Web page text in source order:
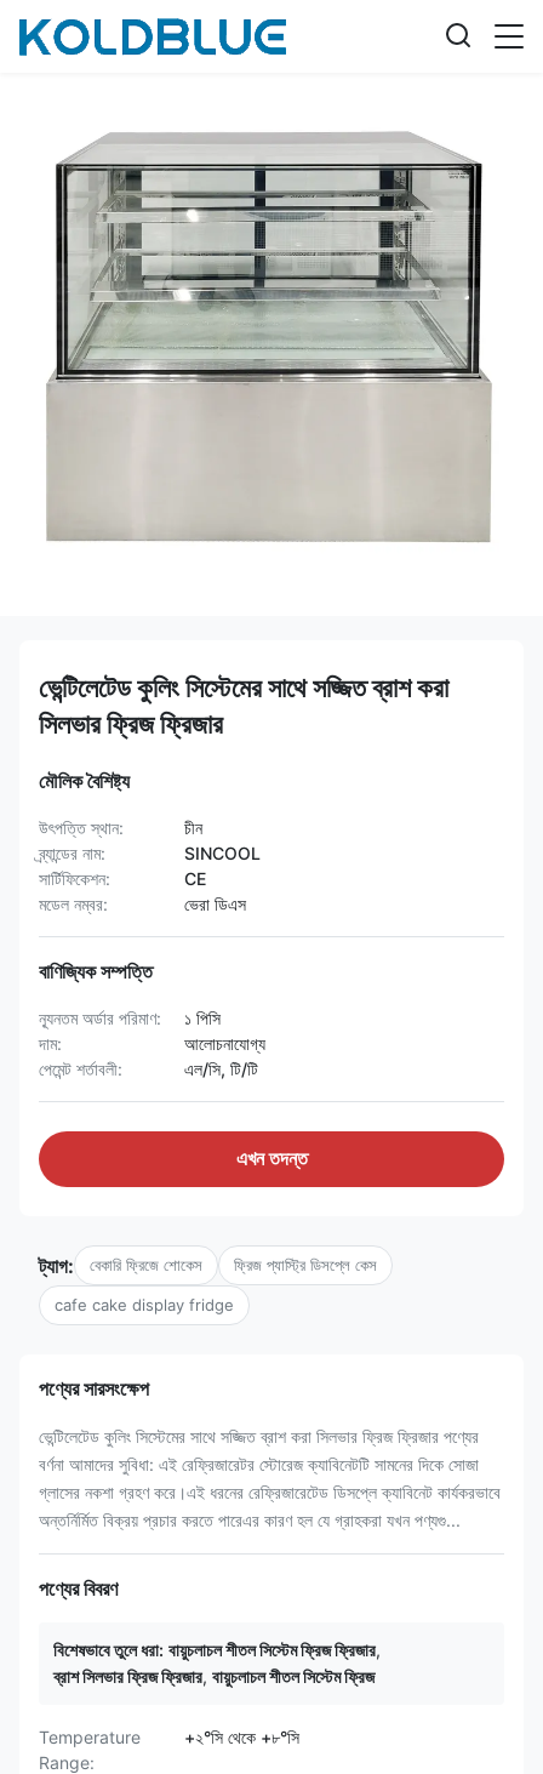
ভেন্টিলেটেড কুলিং সিস্টেমের সাথে সজ্জিত ব্রাশ করা
সিলভার ফ্রিজ ফ্রিজার
মৌলিক বৈশিষ্ট্য
উৎপত্তি স্থান:
চীন
ব্র্যান্ডের নাম:
SINCOOL
সার্টিফিকেশন:
CE
মডেল নম্বর:
ভেরা ডিএস
বাণিজ্যিক সম্পত্তি
ন্যূনতম অর্ডার পরিমাণ:
১ পিসি
দাম:
আলোচনাযোগ্য
পেমেন্ট শর্তাবলী:
এল/সি, টি/টি
এখন তদন্ত
ট্যাগ: বেকারি ফ্রিজে শোকেস ফ্রিজ প্যাস্ট্রি ডিসপ্লে কেস
cafe cake display fridge
পণ্যের সারসংক্ষেপ
ভেন্টিলেটেড কুলিং সিস্টেমের সাথে সজ্জিত ব্রাশ করা সিলভার ফ্রিজ ফ্রিজার পণ্যের
বর্ণনা আমাদের সুবিধা: এই রেফ্রিজারেটর স্টোরেজ ক্যাবিনেটটি সামনের দিকে সোজা
গ্লাসের নকশা গ্রহণ করে।এই ধরনের রেফ্রিজারেটেড ডিসপ্লে ক্যাবিনেট কার্যকরভাবে
অন্তর্নির্মিত বিক্রয় প্রচার করতে পারেএর কারণ হল যে গ্রাহকরা যখন পণ্যগু...
পণ্যের বিবরণ
বিশেষভাবে তুলে ধরা: বায়ুচলাচল শীতল সিস্টেম ফ্রিজ ফ্রিজার,
ব্রাশ সিলভার ফ্রিজ ফ্রিজার, বায়ুচলাচল শীতল সিস্টেম ফ্রিজ
Temperature
Range:
+২°সি থেকে +৮°সি